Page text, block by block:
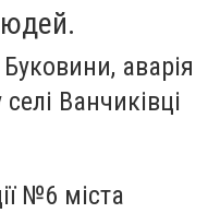
Буковини, аварія
Ванчиківці
№6 міста